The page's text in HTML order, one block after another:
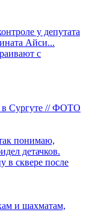
у депутата
Айси...
с
в Сургуте // ФОТО
понимаю,
детачков.
в сквере после
и шахматам,